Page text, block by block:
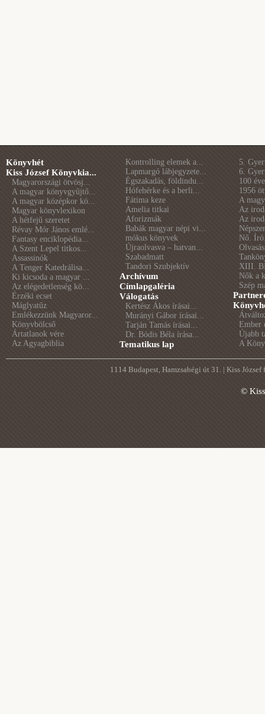
Könyvhét
Kiss József Könyvkia...
Magyarországi ötvösj...
A magyar könyvgyűjtő...
A magyar középkor kö...
Magyar könyvlexikon
A hétfejű szeretet
Révay Mór János emlé...
Fantasy enciklopédia...
A Szent Lepel titkos...
Assassinók
A Tenger Katedrálisa...
Ki kicsoda a magyar ...
Az elégedetlenség kö...
Érzéki ecset
Máglyatűz
Emlékezzünk Magyaror...
Könyvbölcső
Ártatlanok vére
Az Agyagbiblia
Kontrolling elemek a...
Lapmargó lábjegyzete...
Égszakadás, földindu...
Hófehérke és a berli...
Fátima keze
Amelia titkai
Aforizmák
Babák magyar népi vi...
mókus könyvek
Újraolvasva – hatvan...
Szabadmatt
Tandori Szubjektív
Archívum
Címlapgaléria
Válogatás
Kertész Ákos írásai...
Murányi Gábor írásai...
Tarján Tamás írásai...
Dr. Bódis Béla írása...
Tematikus lap
5.
6.
100
1956
A
Az
Az
Nő.
XIII.
Nők a
Szép
Ember
Újabb
A
1114 Budapest, Hamzsabégi út 31. | Kiss
©